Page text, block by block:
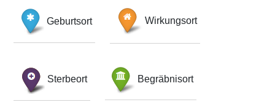
Geburtsort Wirkungsort
Sterbeort Begräbnisort